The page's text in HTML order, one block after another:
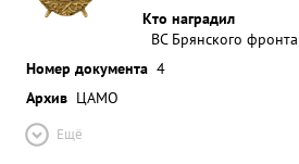
Кто наградил
ВС Брянского фронта
Номер документа 4
Архив ЦАМО
Ещё